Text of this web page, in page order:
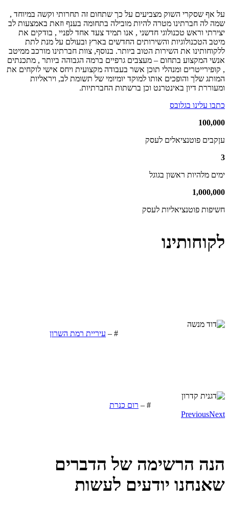
על אף שסקרי השוק מצביעים על כך שתחום זה תחרותי וקשה במיוחד ,
שמה לה חברתינו מטרה להיות מובילה בתחומה בענף וזאת באמצעות לב
יצירתי וראש טכנולוגי חדשני , אנו תמיד צעד אחד לפניי , בודקים את
מיטב הטכנולוגיות והשירותים החדשים בארץ ובעולם על מנת לתת
ללקוחותינו את השירות הטוב ביותר. בנוסף, צוות חברתינו מורכב ממיטב
אנשי המקצוע בתחום – מעצבים גרפיים ברמה הגבוהה ביותר , מתכנתים
, קופירייטרים ומנהלי תוכן אשר בעבודה מקצועית ויחס אישי לוקחים את
המותג שלך והופכים אותו למוקד יומיומי של תשומת לב, ויראליות
ומעוררת דיון באינטרנט וכן ברשתות החברתיות.
כתבו עלינו בגלובס
100,000
עןקבים פוטנציאלים לעסק
3
ימים מלהיות ראשון בגוגל
1,000,000
חשיפות פוטנציאליות לעסק
לקוחותינו
#
– עיריית רמת השרון
#
– רום כנרת
PreviousNext
הנה הרשימה של הדברים
שאנחנו יודעים לעשות